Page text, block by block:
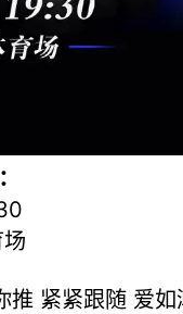
推 紧紧跟随 爱如